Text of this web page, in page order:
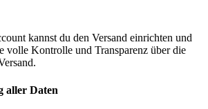
kannst du den Versand einrichten und
volle Kontrolle und Transparenz über die
aller Daten